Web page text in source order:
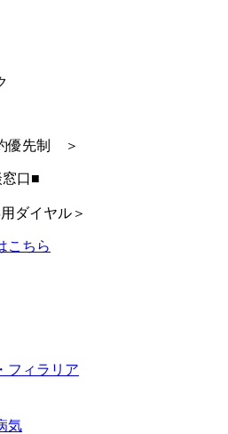
優先制 ＞
口■
ダイヤル＞
フィラリア
気